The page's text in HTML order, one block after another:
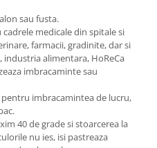
sau fusta.
medicale din spitale si
farmacii, gradinite, dar si
alimentara, HoReCa
imbracaminte sau
imbracamintea de lucru,
40 de grade si stoarcerea la
nu ies, isi pastreaza